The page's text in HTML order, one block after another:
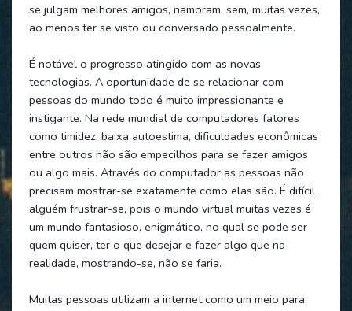
se julgam melhores amigos, namoram, sem, muitas vezes,
ao menos ter se visto ou conversado pessoalmente.
É notável o progresso atingido com as novas
tecnologias. A oportunidade de se relacionar com
pessoas do mundo todo é muito impressionante e
instigante. Na rede mundial de computadores fatores
como timidez, baixa autoestima, dificuldades econômicas
entre outros não são empecilhos para se fazer amigos
ou algo mais. Através do computador as pessoas não
precisam mostrar-se exatamente como elas são. É difícil
alguém frustrar-se, pois o mundo virtual muitas vezes é
um mundo fantasioso, enigmático, no qual se pode ser
quem quiser, ter o que desejar e fazer algo que na
realidade, mostrando-se, não se faria.
Muitas pessoas utilizam a internet como um meio para